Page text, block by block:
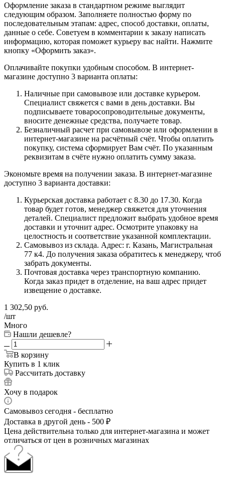
Оформление заказа в стандартном режиме выглядит
следующим образом. Заполняете полностью форму по
последовательным этапам: адрес, способ доставки, оплаты,
данные о себе. Советуем в комментарии к заказу написать
информацию, которая поможет курьеру вас найти. Нажмите
кнопку «Оформить заказ».
Оплачивайте покупки удобным способом. В интернет-
магазине доступно 3 варианта оплаты:
Наличные при самовывозе или доставке курьером.
Специалист свяжется с вами в день доставки. Вы
подписываете товаросопроводительные документы,
вносите денежные средства, получаете товар.
Безналичный расчет при самовывозе или оформлении в
интернет-магазине на расчётный счёт. Чтобы оплатить
покупку, система сформирует Вам счёт. По указанным
реквизитам в счёте нужно оплатить сумму заказа.
Экономьте время на получении заказа. В интернет-магазине
доступно 3 варианта доставки:
Курьерская доставка работает с 8.30 до 17.30. Когда
товар будет готов, менеджер свяжется для уточнения
деталей. Специалист предложит выбрать удобное время
доставки и уточнит адрес. Осмотрите упаковку на
целостность и соответствие указанной комплектации.
Самовывоз из склада. Адрес: г. Казань, Магистральная
77 к4. До получения заказа обратитесь к менеджеру, чтоб
забрать документы.
Почтовая доставка через транспортную компанию.
Когда заказ придет в отделение, на ваш адрес придет
извещение о доставке.
1 302,50 руб.
/шт
Много
Нашли дешевле?
В корзину
Купить в 1 клик
Рассчитать доставку
Хочу в подарок
Самовывоз сегодня - бесплатно
Доставка в другой день - 500 ₽
Цена действительна только для интернет-магазина и может
отличаться от цен в розничных магазинах